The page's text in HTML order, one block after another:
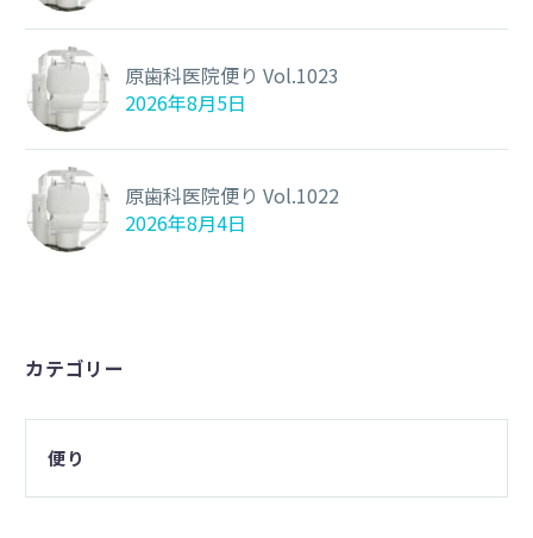
原歯科医院便り Vol.1023
2026年8月5日
原歯科医院便り Vol.1022
2026年8月4日
カテゴリー
便り